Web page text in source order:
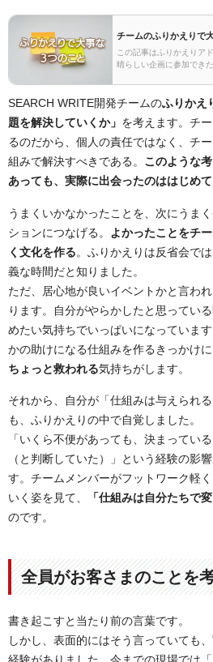
チームのふりかえりで
この記事はふりかえりア
晴らしい企画に参加でき
SEARCH WRITE開発チームのふりかえ
題を解決していくか」 を考えます。チ
るのだから、個人の責任ではなく、チ
組みで解決すべきである。 このような
あっても、実際に出会ったのははじめて
うまくいかなかったことを、次にうま
ションにつなげる。
よかったことをチ
く文化を作る。ふりかえりは反省会で
義な時間だと知りました。
ただ、居心地が良いイベントかと言わ
ります。自分がやらかしたと思ってい
めたい気持ちでいっぱいになっていま
かの助けになる仕組みを作るきっかけに
ちょっと救われる気持ちがします。
それから、自分が「仕組みは与えられ
も、ふりかえりの中で自覚しました。
「いくら不便があっても、決まってい
（と判断していた）」という経験の影
す。チームメンバーがフットワーク軽
いく姿を見て、
「仕組みは自分たちで
のです。
全員がお客さまのことを
書き起こすと当たり前の言葉です。
しかし、表面的にはそう言っていても